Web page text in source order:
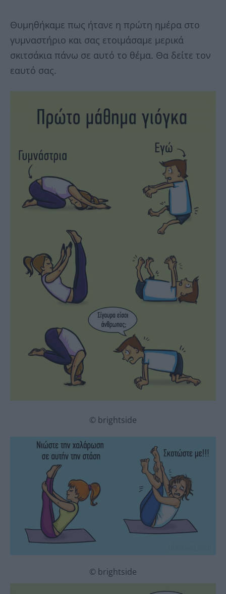
Θυμηθήκαμε πως ήτανε η πρώτη ημέρα στο
γυμναστήριο και σας ετοιμάσαμε μερικά
σκιτσάκια πάνω σε αυτό το θέμα. Θα δείτε τον
εαυτό σας.
© brightside
© brightside